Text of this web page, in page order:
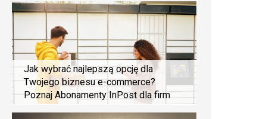
Jak wybrać najlepszą opcję dla
Twojego biznesu e-commerce?
Poznaj Abonamenty InPost dla firm